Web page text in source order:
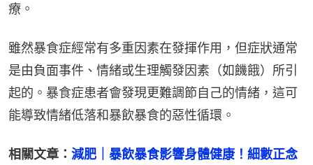
療。
雖然暴食症經常有多重因素在發揮作用，但症狀通常
是由負面事件、情緒或生理觸發因素（如饑餓）所引
起的。暴食症患者會發現更難調節自己的情緒，這可
能導致情緒低落和暴飲暴食的惡性循環。
相關文章： 減肥｜暴飲暴食影響身體健康！細數正念